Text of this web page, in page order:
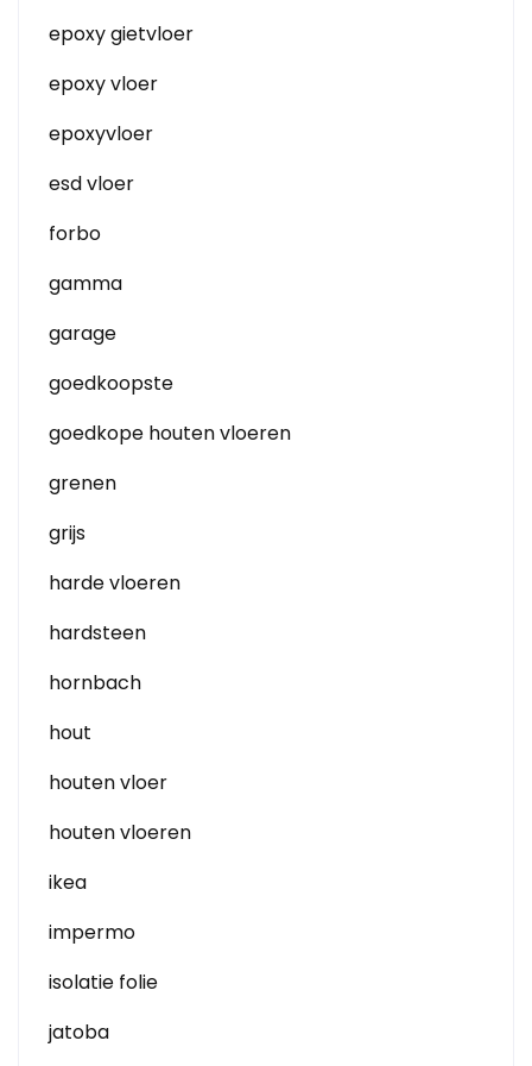
epoxy gietvloer
epoxy vloer
epoxyvloer
esd vloer
forbo
gamma
garage
goedkoopste
goedkope houten vloeren
grenen
grijs
harde vloeren
hardsteen
hornbach
hout
houten vloer
houten vloeren
ikea
impermo
isolatie folie
jatoba